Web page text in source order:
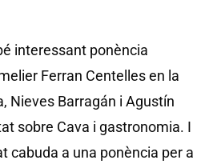
interessant ponència
Ferran Centelles en la
Nieves Barragán i Agustín
sobre Cava i gastronomia. I
cabuda a una ponència per a